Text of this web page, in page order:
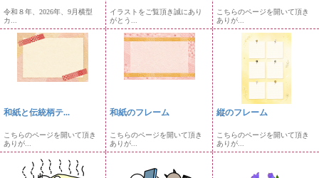
令和８年、2026年、9月横型
カ...
イラストをご覧頂き誠にあり
がとう...
こちらのページを開いて頂き
ありが...
和紙と伝統柄テ...
こちらのページを開いて頂き
ありが...
和紙のフレーム
こちらのページを開いて頂き
ありが...
縦のフレーム
こちらのページを開いて頂き
ありが...